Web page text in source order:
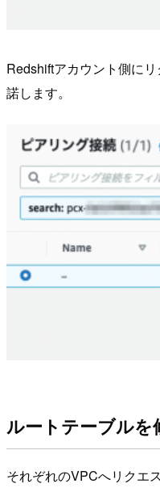
Redshiftアカウント側に
諾します。
ルートテーブルを
それぞれのVPCへリクエ